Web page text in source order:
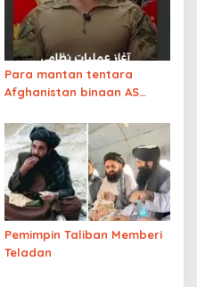
Para mantan tentara
Afghanistan binaan AS
pemberontakan terhadap
Imarah Islam Afghanistan
(Taliban)
Pemimpin Taliban Memberi
Teladan